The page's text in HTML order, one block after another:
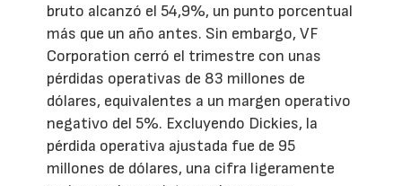
bruto alcanzó el 54,9%, un punto porcentual
más que un año antes. Sin embargo, VF
Corporation cerró el trimestre con unas
pérdidas operativas de 83 millones de
dólares, equivalentes a un margen operativo
negativo del 5%. Excluyendo Dickies, la
pérdida operativa ajustada fue de 95
millones de dólares, una cifra ligeramente